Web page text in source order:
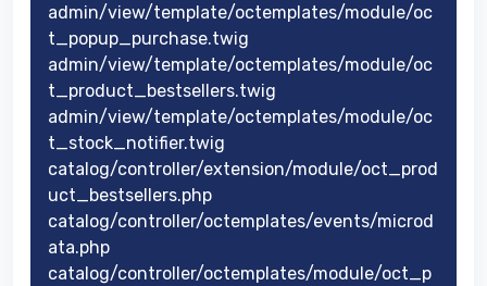
admin/view/template/octemplates/module/oc
t_popup_purchase.twig
admin/view/template/octemplates/module/oc
t_product_bestsellers.twig
admin/view/template/octemplates/module/oc
t_stock_notifier.twig
catalog/controller/extension/module/oct_prod
uct_bestsellers.php
catalog/controller/octemplates/events/microd
ata.php
catalog/controller/octemplates/module/oct_p